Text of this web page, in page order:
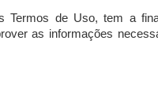
Termos de Uso, tem a
as informações